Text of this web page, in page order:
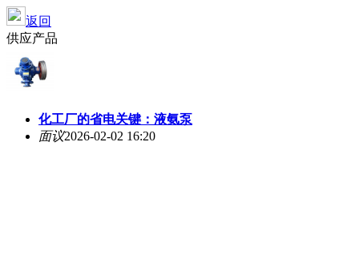
返回
供应产品
化工厂的省电关键：液氨泵
面议2026-02-02 16:20